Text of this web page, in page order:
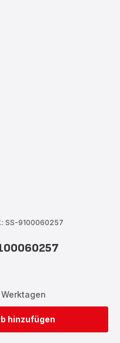
SS-9100060257
hinzufügen